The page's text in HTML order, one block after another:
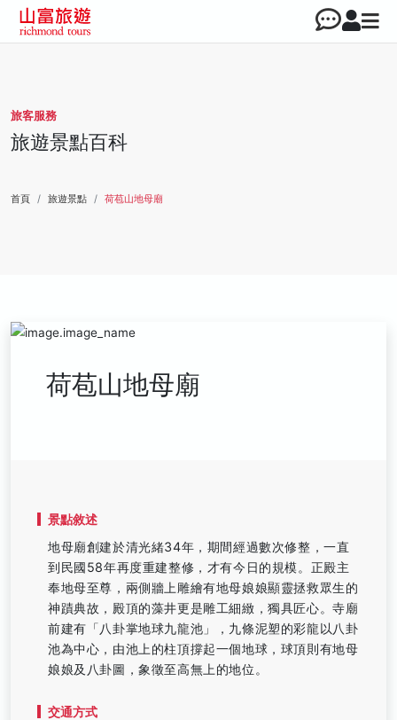
旅客服務
旅遊景點百科
首頁 旅遊景點 荷苞山地母廟
荷苞山地母廟
景點敘述
地母廟創建於清光緒34年，期間經過數次修整，一直
到民國58年再度重建整修，才有今日的規模。正殿主
奉地母至尊，兩側牆上雕繪有地母娘娘顯靈拯救眾生的
神蹟典故，殿頂的藻井更是雕工細緻，獨具匠心。寺廟
前建有「八卦掌地球九龍池」，九條泥塑的彩龍以八卦
池為中心，由池上的柱頂撐起一個地球，球頂則有地母
娘娘及八卦圖，象徵至高無上的地位。
交通方式